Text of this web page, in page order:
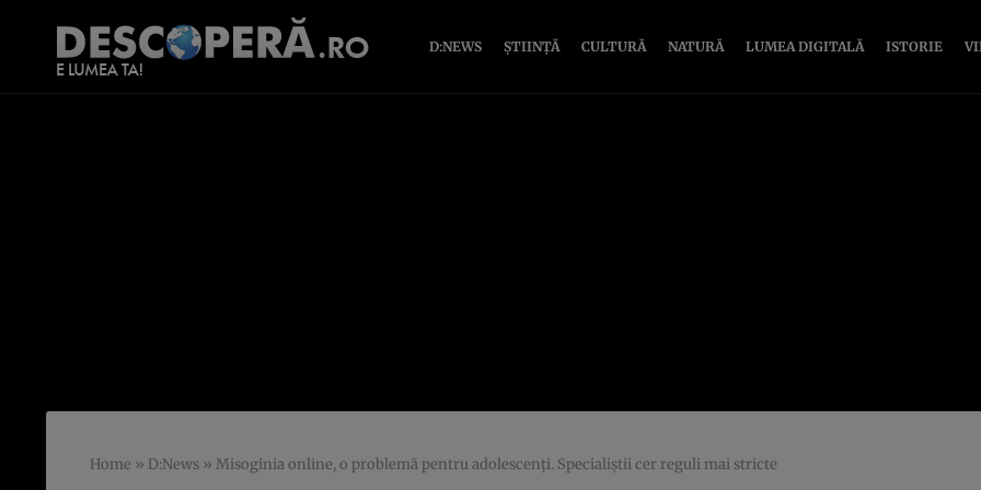
D:NEWS ȘTIINȚĂ CULTURĂ NATURĂ LUMEA DIGITALĂ ISTORIE
Home » D:News » Misoginia online, o problemă pentru adolescenți. Specialiștii cer reguli mai stricte